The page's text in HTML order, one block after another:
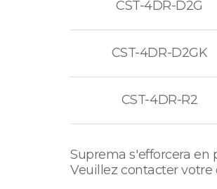
CST-4DR-D2G
CST-4DR-D2GK
CST-4DR-R2
Suprema s'efforcera en
Veuillez contacter